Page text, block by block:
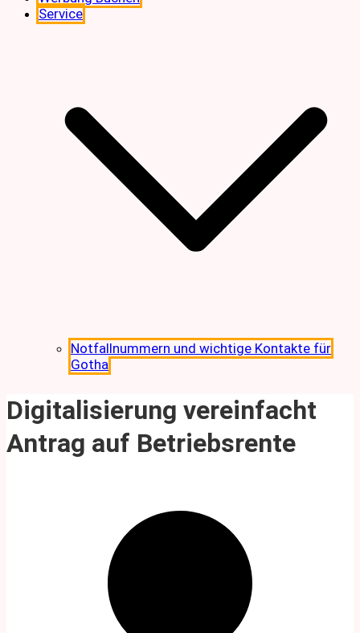
Service
Notfallnummern und wichtige Kontakte für
Gotha
Digitalisierung vereinfacht
Antrag auf Betriebsrente